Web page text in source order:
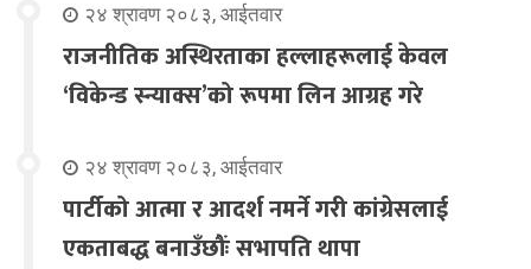
२४ श्रावण २०८३, आईतवार
राजनीतिक अस्थिरताका हल्लाहरूलाई केवल
‘विकेन्ड स्न्याक्स’को रूपमा लिन आग्रह गरे
२४ श्रावण २०८३, आईतवार
पार्टीको आत्मा र आदर्श नमर्ने गरी कांग्रेसलाई
एकताबद्ध बनाउँछौंः सभापति थापा